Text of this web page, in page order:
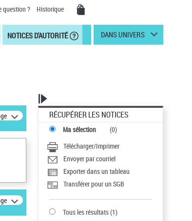
question ? Historique
NOTICES D'AUTORITÉ DANS UNIVERS
RÉCUPÉRER LES NOTICES
Ma sélection (0)
Télécharger/Imprimer
Envoyer par courriel
Exporter dans un tableau
Transférer pour un SGB
Tous les résultats(1)